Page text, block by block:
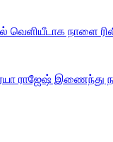
வெளியீடாக நாளை
ராஜேஷ் இணைந்து